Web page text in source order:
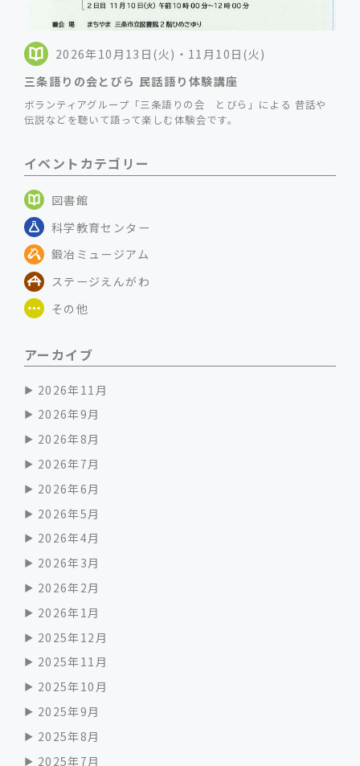
2026年10月13日(火)・11月10日(火)
三条語りの会とびら 民話語り体験講座
ボランティアグループ「三条語りの会 とびら」による 昔話や
伝説などを聴いて語って楽しむ体験会です。
イベントカテゴリー
図書館
科学教育センター
鍛冶ミュージアム
ステージえんがわ
その他
アーカイブ
2026年11月
2026年9月
2026年8月
2026年7月
2026年6月
2026年5月
2026年4月
2026年3月
2026年2月
2026年1月
2025年12月
2025年11月
2025年10月
2025年9月
2025年8月
2025年7月